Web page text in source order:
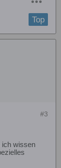
Top
#3
ich wissen